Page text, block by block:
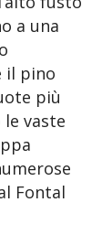
a una
il pino
più
vaste
Fontal